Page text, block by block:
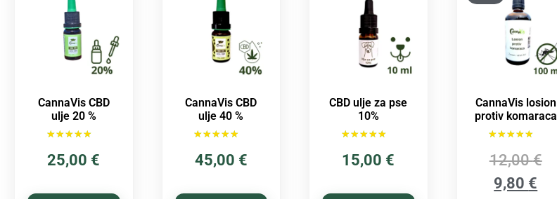
CannaVis CBD
ulje 20 %
5.00
od 5
25,00 €
CannaVis CBD
ulje 40 %
5.00
od 5
45,00 €
CBD ulje za pse
10%
5.00
od 5
15,00 €
CannaVis losion
protiv komaraca
4.00
od 5
12,00€
9,80 €